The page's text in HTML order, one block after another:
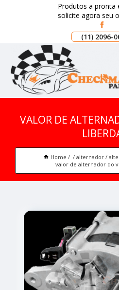
Produtos a pronta
solicite agora seu
(11) 2096-
VALOR DE
Home alternador
valor de alternador do